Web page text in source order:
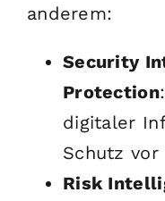
anderem:
Security
Protection
digitaler
Schutz vor
Risk